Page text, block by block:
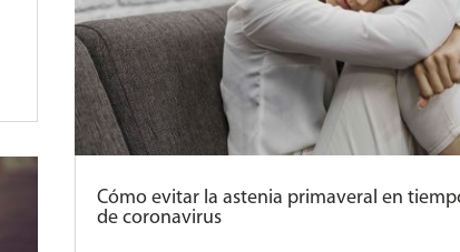
Cómo evitar la astenia primaveral en
de coronavirus